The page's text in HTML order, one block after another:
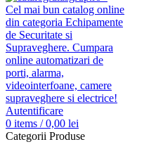
Autentificare
0 items / 0,00 lei
Categorii Produse